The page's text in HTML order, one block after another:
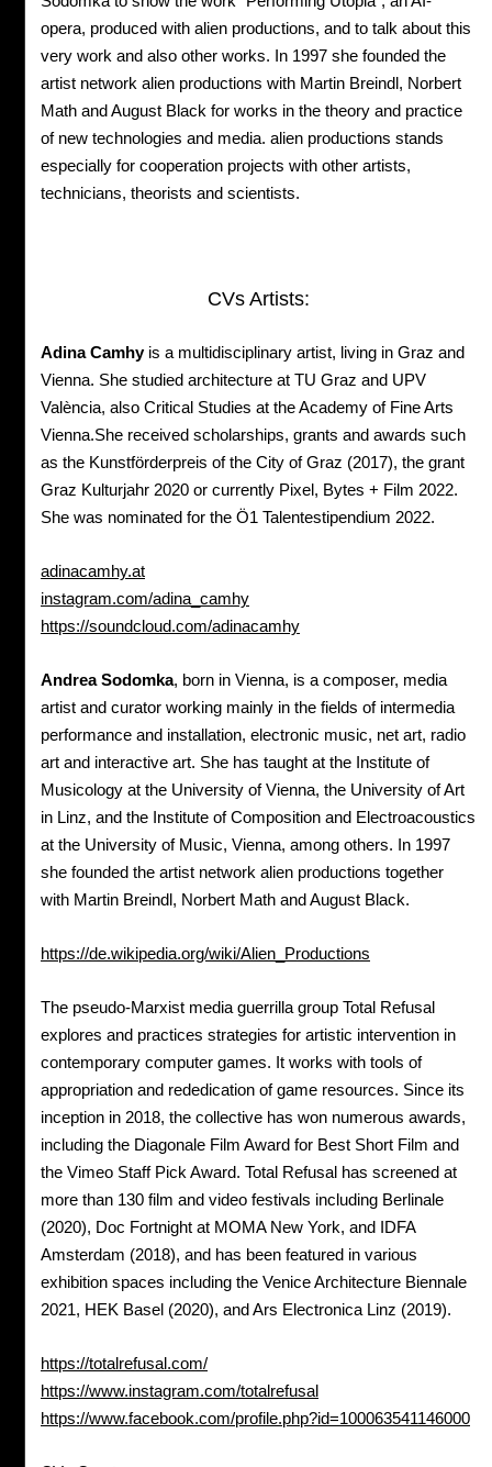
opera, produced with alien productions, and to talk about this
very work and also other works. In 1997 she founded the
artist network alien productions with Martin Breindl, Norbert
Math and August Black for works in the theory and practice
of new technologies and media. alien productions stands
especially for cooperation projects with other artists,
technicians, theorists and scientists.
CVs Artists:
Adina Camhyis a multidisciplinary artist, living in Graz and
Vienna. She studied architecture at TU Graz and UPV
València, also Critical Studies at the Academy of Fine Arts
Vienna.She received scholarships, grants and awards such
as the Kunstförderpreis of the City of Graz (2017), the grant
Graz Kulturjahr 2020 or currently Pixel, Bytes + Film 2022.
She was nominated for the Ö1 Talentestipendium 2022.
adinacamhy.at
instagram.com/adina_camhy
https://soundcloud.com/adinacamhy
Andrea Sodomka, born in Vienna, is a composer, media
artist and curator working mainly in the fields of intermedia
performance and installation, electronic music, net art, radio
art and interactive art. She has taught at the Institute of
Musicology at the University of Vienna, the University of Art
in Linz, and the Institute of Composition and Electroacoustics
at the University of Music, Vienna, among others. In 1997
she founded the artist network alien productions together
with Martin Breindl, Norbert Math and August Black.
https://de.wikipedia.org/wiki/Alien_Productions
The pseudo-Marxist media guerrilla group Total Refusal
explores and practices strategies for artistic intervention in
contemporary computer games. It works with tools of
appropriation and rededication of game resources. Since its
inception in 2018, the collective has won numerous awards,
including the Diagonale Film Award for Best Short Film and
the Vimeo Staff Pick Award. Total Refusal has screened at
more than 130 film and video festivals including Berlinale
(2020), Doc Fortnight at MOMA New York, and IDFA
Amsterdam (2018), and has been featured in various
exhibition spaces including the Venice Architecture Biennale
2021, HEK Basel (2020), and Ars Electronica Linz (2019).
https://totalrefusal.com/
https://www.instagram.com/totalrefusal
https://www.facebook.com/profile.php?id=100063541146000